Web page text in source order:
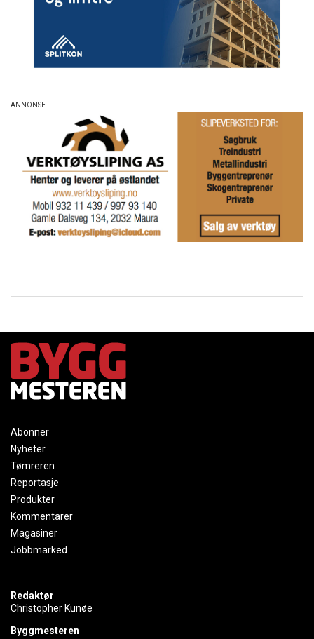
Abonner
Nyheter
Tømreren
Reportasje
Produkter
Kommentarer
Magasiner
Jobbmarked
Redaktør
Christopher Kunøe
Byggmesteren